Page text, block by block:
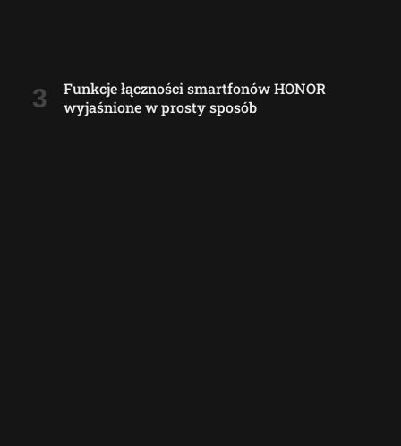
Funkcje łączności smartfonów HONOR
wyjaśnione w prosty sposób